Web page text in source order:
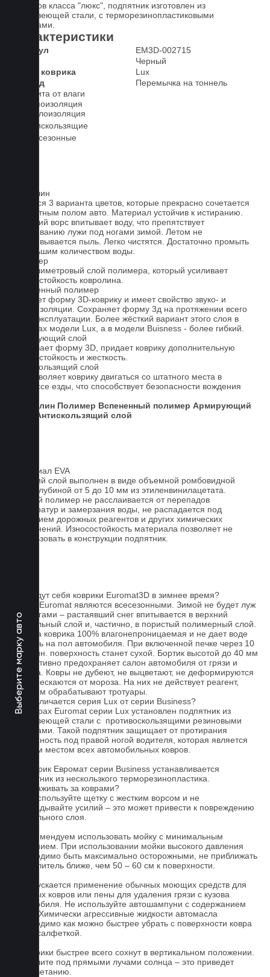
Выберите марку авто
У ковров класса "люкс", подпятник изготовлен из
нержавеющей стали, с терморезинопластиковыми
вставками.
Характеристики
Артикул
EM3D-002715
Черный
Класс коврика
Lux
2-й ряд
Перемычка на тоннель
Защита от влаги
Шумоизоляция
Теплоизоляция
Антискользящие
Всесезонные
Ковролин
Имеется 3 варианта цветов, которые прекрасно сочетается
со штатным полом авто. Материал устойчив к истиранию.
Короткий ворс впитывает воду, что препятствует
образованию лужи под ногами зимой. Летом не
образовывается пыль. Легко чистятся. Достаточно промыть
небольшим количеством воды.
Полимер
1-миллиметровый слой полимера, который усиливает
износостойкость ковролина.
Вспененный полимер
Придает форму 3D-коврику и имеет свойство звуко- и
теплоизоляции. Сохраняет форму 3д на протяжении всего
срока эксплуатации. Более жёсткий вариант этого слоя в
ковриках модели Lux, а в модели Buisness - более гибкий.
Армирующий слой
Усиливает форму 3D, придает коврику дополнительную
износостойкость и жесткость.
Антискользящий слой
Не позволяет коврику двигаться со штатного места в
процессе езды, что способствует безопасности вождения
Ковролин Полимер Вспененный полимер Армирующий
Антискользящий слой
Материал EVA
Верхний слой выполнен в виде объемной ромбовидной
сетки глубиной от 5 до 10 мм из этиленвинилацетата.
Данный полимер не расслаивается от перепадов
температур и замерзания воды, не распадается под
действием дорожных реагентов и других химических
загрязнений. Износостойкость материала позволяет не
использовать в конструкции подпятник.
Как ведут себя коврики Euromat3D в зимнее время?
Ковры Euromat являются всесезонными. Зимой не будет луж
под ногами – растаявший снег впитывается в верхний
текстильный слой и, частично, в пористый полимерный слой.
Основа коврика 100% влагонепроницаемая и не дает воде
попасть на пол автомобиля. При включенной печке через 10
- 15 мин. поверхность станет сухой. Бортик высотой до 40 мм
эффективно предохраняет салон автомобиля от грязи и
мусора. Ковры не дубеют, не выцветают, не деформируются
и не трескаются от мороза. На них не действует реагент,
которым обрабатывают тротуары.
Чем отличается серия Lux от серии Business?
На коврах Euromat серии Lux установлен подпятник из
нержавеющей стали с противоскользящими резиновыми
вставками. Такой подпятник защищает от протирания
поверхность под правой ногой водителя, которая является
слабым местом всех автомобильных ковров.
На коврик Евромат серии Business устанавливается
подпятник из нескользкого терморезинопластика.
Как ухаживать за коврами?
1.Не используйте щетку с жестким ворсом и не
прикладывайте усилий – это может привести к повреждению
текстильного слоя.
2. Рекомендуем использовать мойку с минимальным
давлением. При использовании мойки высокого давления
необходимо быть максимально осторожными, не приближать
распылитель ближе, чем 50 – 60 см к поверхности.
3. Допускается применение обычных моющих средств для
бытовых ковров или пены для удаления грязи с кузова
автомобиля. Не используйте автошампуни с содержанием
воска! Химически агрессивные жидкости автомасла
необходимо как можно быстрее убрать с поверхности ковра
сухой салфеткой.
4. Коврики быстрее всего сохнут в вертикальном положении.
Не сушите под прямыми лучами солнца – это приведет
к выцветанию.